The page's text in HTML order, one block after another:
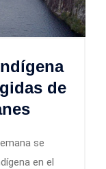
de
se
en el